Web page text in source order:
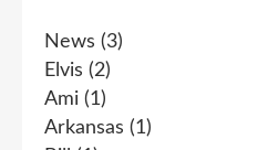
News (3)
Elvis (2)
Ami (1)
Arkansas (1)